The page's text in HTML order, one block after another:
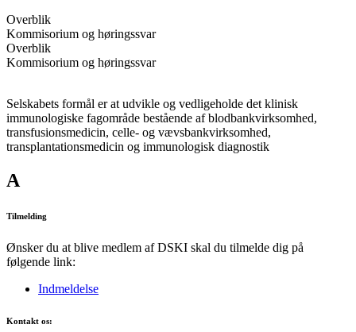
Overblik
Kommisorium og høringssvar
Overblik
Kommisorium og høringssvar
Selskabets formål er at udvikle og vedligeholde det klinisk
immunologiske fagområde bestående af blodbankvirksomhed,
transfusionsmedicin, celle- og vævsbankvirksomhed,
transplantationsmedicin og immunologisk diagnostik
A
Tilmelding
Ønsker du at blive medlem af DSKI skal du tilmelde dig på
følgende link:
Indmeldelse
Kontakt os: